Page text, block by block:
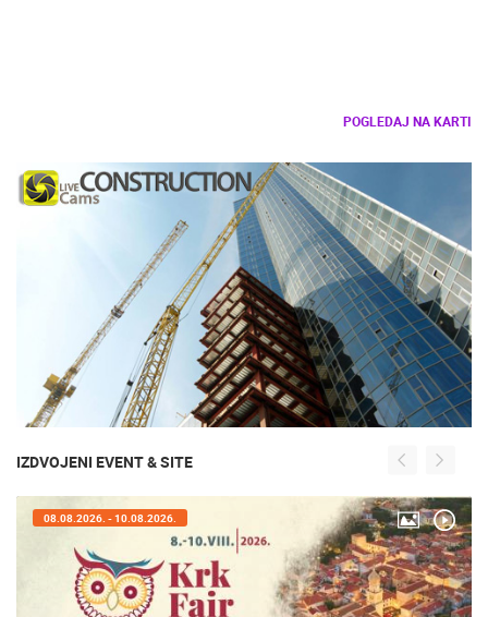
POGLEDAJ NA KARTI
IZDVOJENI EVENT & SITE
08.08.2026. - 10.08.2026.